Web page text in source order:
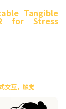
Tangible
for Stress
交互，触觉